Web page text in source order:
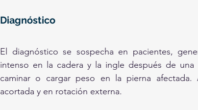
Diagnóstico
El diagnóstico se sospecha en pacientes,
intenso en la cadera y la ingle después de
caminar o cargar peso en la pierna
acortada y en rotación externa.